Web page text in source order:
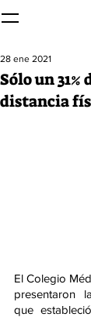
Sólo un
distancia
28 ene 2021
El Colegio
presentaron
que